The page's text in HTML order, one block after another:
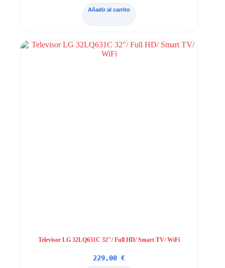
Añadir al carrito
Televisor LG 32LQ631C 32″/ Full HD/ Smart TV/ WiFi
229,00€